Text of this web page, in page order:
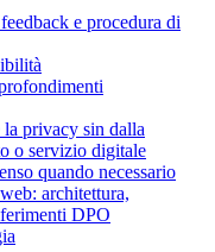
e procedura di
la privacy sin dalla
o servizio digitale
quando necessario
architettura,
DPO